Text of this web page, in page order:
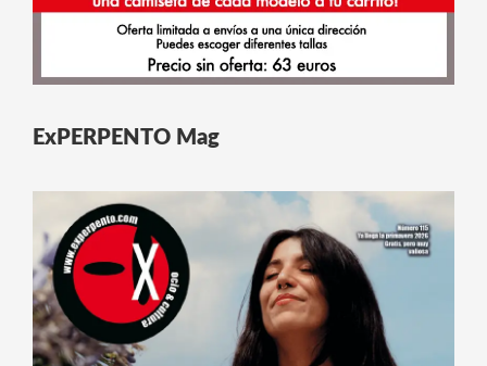
ExPERPENTO Mag